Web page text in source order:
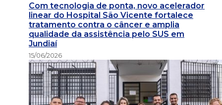
Com tecnologia de ponta, novo acelerador
linear do Hospital São Vicente fortalece
tratamento contra o câncer e amplia
qualidade da assistência pelo SUS em
Jundiaí
15/06/2026